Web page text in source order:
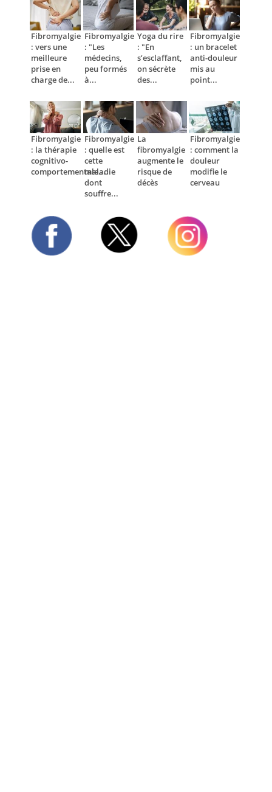
Fibromyalgie
: vers une
meilleure
prise en
charge de...
Fibromyalgie
: "Les
médecins,
peu formés
à...
Yoga du rire
: "En
s’esclaffant,
on sécrète
des...
Fibromyalgie
: un bracelet
anti-douleur
mis au
point...
Fibromyalgie
: la thérapie
cognitivo-
comportementale...
Fibromyalgie
: quelle est
cette
maladie
dont
souffre...
La
fibromyalgie
augmente le
risque de
décès
Fibromyalgie
: comment la
douleur
modifie le
cerveau